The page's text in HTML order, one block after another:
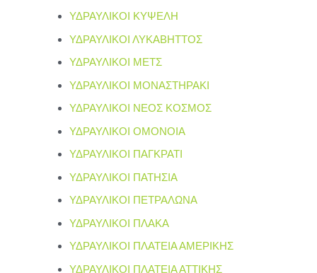
ΥΔΡΑΥΛΙΚΟΙ ΚΥΨΕΛΗ
ΥΔΡΑΥΛΙΚΟΙ ΛΥΚΑΒΗΤΤΟΣ
ΥΔΡΑΥΛΙΚΟΙ ΜΕΤΣ
ΥΔΡΑΥΛΙΚΟΙ ΜΟΝΑΣΤΗΡΑΚΙ
ΥΔΡΑΥΛΙΚΟΙ ΝΕΟΣ ΚΟΣΜΟΣ
ΥΔΡΑΥΛΙΚΟΙ ΟΜΟΝΟΙΑ
ΥΔΡΑΥΛΙΚΟΙ ΠΑΓΚΡΑΤΙ
ΥΔΡΑΥΛΙΚΟΙ ΠΑΤΗΣΙΑ
ΥΔΡΑΥΛΙΚΟΙ ΠΕΤΡΑΛΩΝΑ
ΥΔΡΑΥΛΙΚΟΙ ΠΛΑΚΑ
ΥΔΡΑΥΛΙΚΟΙ ΠΛΑΤΕΙΑ ΑΜΕΡΙΚΗΣ
ΥΔΡΑΥΛΙΚΟΙ ΠΛΑΤΕΙΑ ΑΤΤΙΚΗΣ